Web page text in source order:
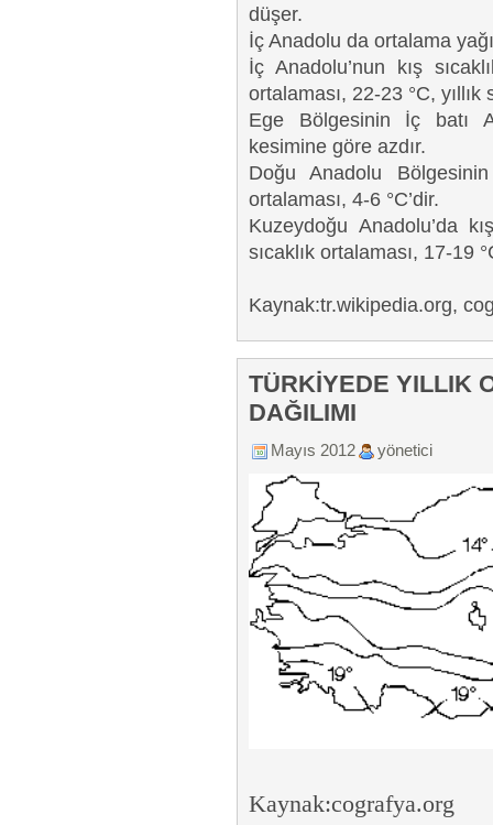
düşer.
İç Anadolu da ortalama
İç Anadolu’nun kış
ortalaması, 22-23 °C, yıllık
Ege Bölgesinin İç batı
kesimine göre azdır.
Doğu Anadolu
ortalaması, 4-6 °C’dir.
Kuzeydoğu Anadolu’da
sıcaklık ortalaması, 17-19
Kaynak:tr.wikipedia.org,
TÜRKİYEDE YILLIK
DAĞILIMI
Mayıs 2012 yönetici
Kaynak:cografya.org